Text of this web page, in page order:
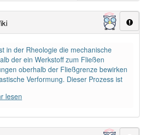
10
-fließgrenzeaber mit einem
die: 0
verwendet im Bereich
in der Rheologie die mechanische
der ein Werkstoff zum Fließen
oberhalb der Fließgrenze bewirken
Verformung. Dieser Prozess ist
lesen